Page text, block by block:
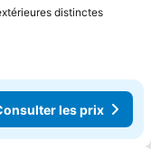
distinctes
les prix